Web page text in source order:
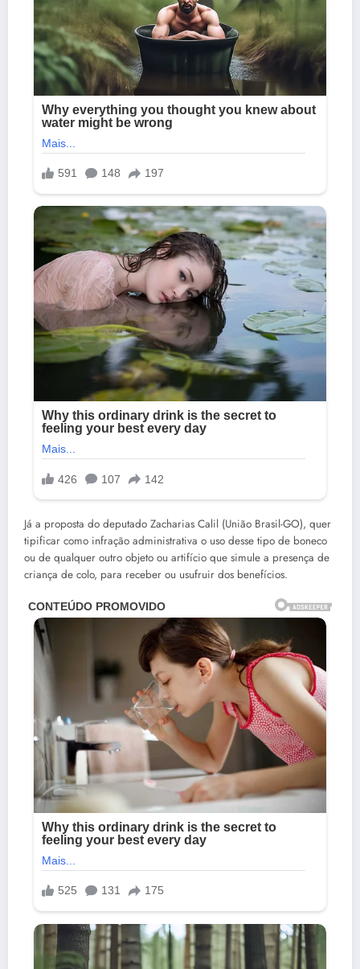
Já a proposta do deputado Zacharias Calil (União Brasil-GO), quer
tipificar como infração administrativa o uso desse tipo de boneco
ou de qualquer outro objeto ou artifício que simule a presença de
criança de colo, para receber ou usufruir dos benefícios.